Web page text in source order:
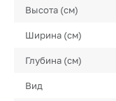
Высота (см)
Ширина (см)
Глубина (см)
Вид